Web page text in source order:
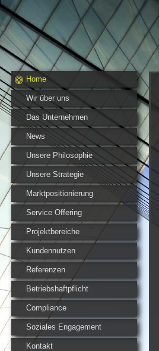
Home
Wir über uns
Das Unternehmen
News
Unsere Philosophie
Unsere Strategie
Marktpositionierung
Service Offering
Projektbereiche
Kundennutzen
Referenzen
Betriebshaftpflicht
Compliance
Soziales Engagement
Kontakt